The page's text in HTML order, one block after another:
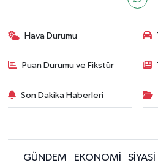
Hava Durumu
Puan Durumu ve Fikstür
Son Dakika Haberleri
GÜNDEM EKONOMİ SİYASİ